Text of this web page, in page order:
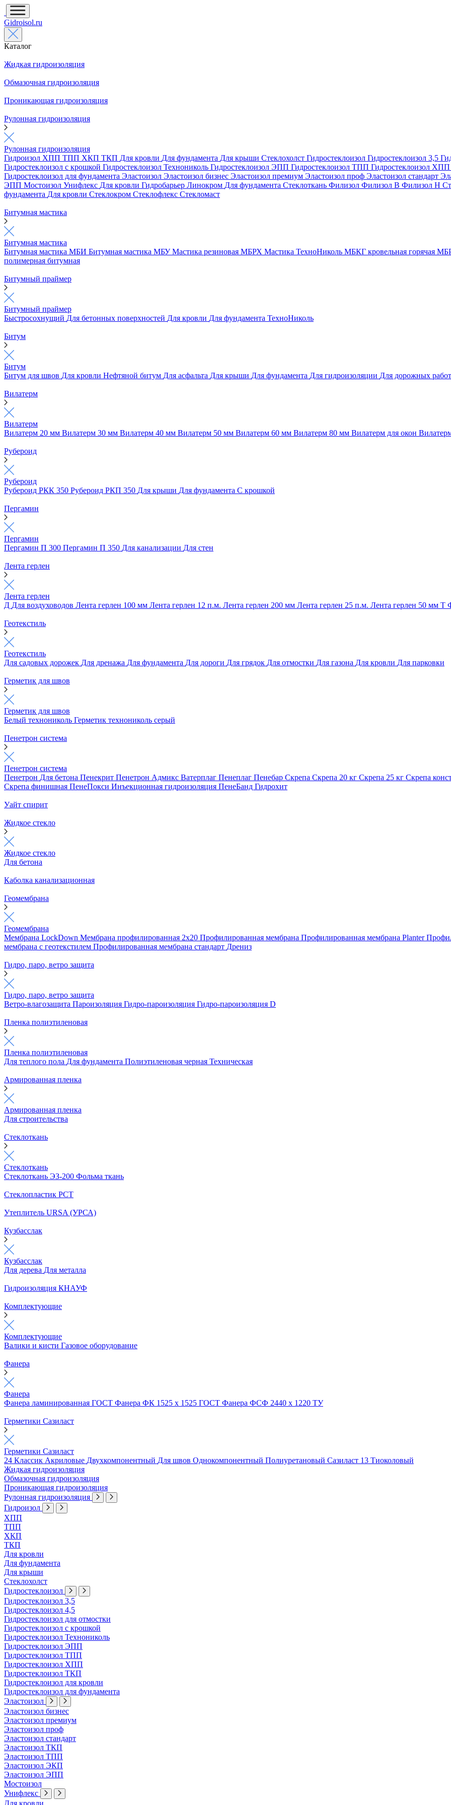
Gidroisol.ru
Каталог
Жидкая гидроизоляция
Обмазочная гидроизоляция
Проникающая гидроизоляция
Рулонная гидроизоляция
Рулонная гидроизоляция
Гидроизол ХПП ТПП ХКП ТКП Для кровли Для фундамента Для крыши Стеклохолст Гидростеклоизол Гидростеклоизол 3,5
Гидростеклоизол с крошкой Гидростеклоизол Технониколь Гидростеклоизол ЭПП Гидростеклоизол ТПП Гидростеклоизол ХПП
Гидростеклоизол для фундамента Эластоизол Эластоизол бизнес Эластоизол премиум Эластоизол проф Эластоизол стандарт
ЭПП Мостоизол Унифлекс Для кровли Гидробарьер Линокром Для фундамента Стеклоткань Филизол Филизол В Филизол Н
фундамента Для кровли Стеклокром Стеклофлекс Стекломаст
Битумная мастика
Битумная мастика
Битумная мастика МБИ Битумная мастика МБУМастика резиновая МБРХ Мастика ТехноНиколь МБКГ кровельная горячая МБР
полимерная битумная
Битумный праймер
Битумный праймер
Быстросохнущий Для бетонных поверхностей Для кровли Для фундамента ТехноНиколь
Битум
Битум
Битум для швов Для кровли Нефтяной битум Для асфальта Для крыши Для фундамента Для гидроизоляции Для дорожных работ
Вилатерм
Вилатерм
Вилатерм 20 мм Вилатерм 30 мм Вилатерм 40 мм Вилатерм 50 мм Вилатерм 60 мм Вилатерм 80 мм Вилатерм для окон
Рубероид
Рубероид
Рубероид РКК 350 Рубероид РКП 350 Для крыши Для фундамента С крошкой
Пергамин
Пергамин
Пергамин П 300 Пергамин П 350 Для канализации Для стен
Лента герлен
Лента герлен
Д Для воздуховодов Лента герлен 100 мм Лента герлен 12 п.м. Лента герлен 200 мм Лента герлен 25 п.м. Лента герлен 50 мм Т
Геотекстиль
Геотекстиль
Для садовых дорожек Для дренажа Для фундамента Для дороги Для грядок Для отмостки Для газона Для кровли Для парковки
Герметик для швов
Герметик для швов
Белый технониколь Герметик технониколь серый
Пенетрон система
Пенетрон система
Пенетрон Для бетона Пенекрит Пенетрон Адмикс Ватерплаг Пенеплаг Пенебар Скрепа Скрепа 20 кг Скрепа 25 кг Скрепа
Скрепа финишная ПенеПокси Инъекционная гидроизоляция ПенеБанд Гидрохит
Уайт спирит
Жидкое стекло
Жидкое стекло
Для бетона
Каболка канализационная
Геомембрана
Геомембрана
Мембрана LockDown Мембрана профилированная 2х20 Профилированная мембрана Профилированная мембрана Planter
мембрана с геотекстилем Профилированная мембрана стандарт Дрениз
Гидро, паро, ветро защита
Гидро, паро, ветро защита
Ветро-влагозащита Пароизоляция Гидро-пароизоляция Гидро-пароизоляция D
Пленка полиэтиленовая
Пленка полиэтиленовая
Для теплого пола Для фундамента Полиэтиленовая черная Техническая
Армированная пленка
Армированная пленка
Для строительства
Стеклоткань
Стеклоткань
Стеклоткань ЭЗ-200 Фольма ткань
Стеклопластик РСТ
Утеплитель URSA (УРСА)
Кузбасслак
Кузбасслак
Для дерева Для металла
Гидроизоляция КНАУФ
Комплектующие
Комплектующие
Валики и кисти Газовое оборудование
Фанера
Фанера
Фанера ламинированная ГОСТ Фанера ФК 1525 х 1525 ГОСТ Фанера ФСФ 2440 х 1220 ТУ
Герметики Сазиласт
Герметики Сазиласт
24 Классик Акриловые Двухкомпонентный Для швов Однокомпонентный Полиуретановый Сазиласт 13 Тиоколовый
Жидкая гидроизоляция
Обмазочная гидроизоляция
Проникающая гидроизоляция
Рулонная гидроизоляция
Гидроизол
ХПП
ТПП
ХКП
ТКП
Для кровли
Для фундамента
Для крыши
Стеклохолст
Гидростеклоизол
Гидростеклоизол 3,5
Гидростеклоизол 4,5
Гидростеклоизол для отмостки
Гидростеклоизол с крошкой
Гидростеклоизол Технониколь
Гидростеклоизол ЭПП
Гидростеклоизол ТПП
Гидростеклоизол ХПП
Гидростеклоизол ТКП
Гидростеклоизол для кровли
Гидростеклоизол для фундамента
Эластоизол
Эластоизол бизнес
Эластоизол премиум
Эластоизол проф
Эластоизол стандарт
Эластоизол ТКП
Эластоизол ТПП
Эластоизол ЭКП
Эластоизол ЭПП
Мостоизол
Унифлекс
Для кровли